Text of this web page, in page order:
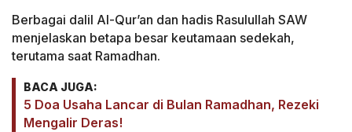
Berbagai dalil Al-Qur’an dan hadis Rasulullah SAW
menjelaskan betapa besar keutamaan sedekah,
terutama saat Ramadhan.
BACA JUGA:
5 Doa Usaha Lancar di Bulan Ramadhan, Rezeki
Mengalir Deras!